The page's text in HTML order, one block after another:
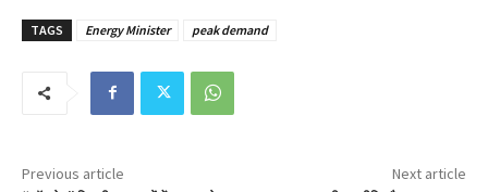
TAGS Energy Minister peak demand
Previous article Next article